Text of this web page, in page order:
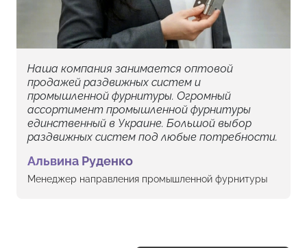
Наша компания занимается оптовой
продажей раздвижных систем и
промышленной фурнитуры. Огромный
ассортимент промышленной фурнитуры
единственный в Украине. Большой выбор
раздвижных систем под любые потребности.
Альвина Руденко
Менеджер направления промышленной фурнитуры